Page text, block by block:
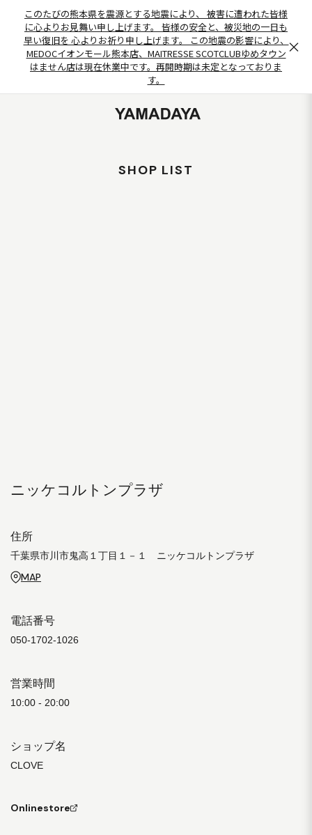
このたびの熊本県を震源とする地震により、 被害に遭われた皆様
に心よりお見舞い申し上げます。 皆様の安全と、被災地の一日も
早い復旧を 心よりお祈り申し上げます。 この地震の影響により、
MEDOCイオンモール熊本店、MAITRESSE SCOTCLUBゆめタウン
はません店は現在休業中です。再開時期は未定となっておりま
す。
×
SHOP LIST
ニッケコルトンプラザ
住所
千葉県市川市鬼高１丁目１－１ ニッケコルトンプラザ
MAP
電話番号
050-1702-1026
営業時間
10:00 - 20:00
ショップ名
CLOVE
Onlinestore